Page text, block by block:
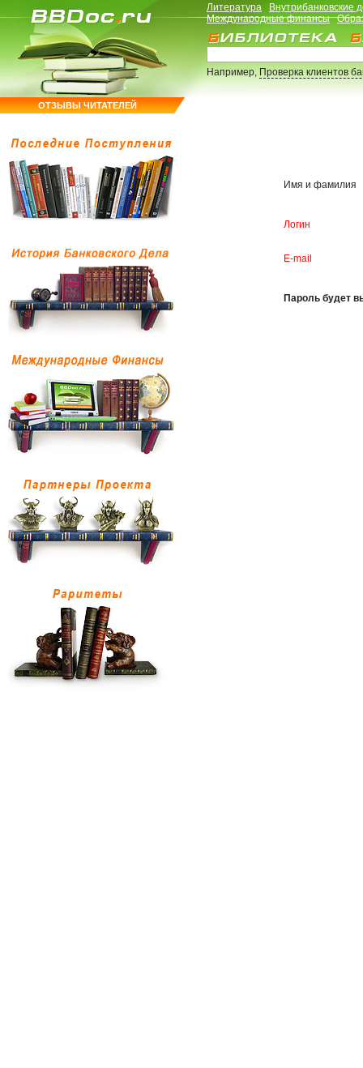
ОТЗЫВЫ ЧИТАТЕЛЕЙ
Литература
Внутрибанковские
Международные финансы
Например,Проверка клиентов
Имя и фамилия
Логин
E-mail
Пароль будет